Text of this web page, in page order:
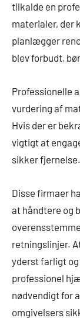
tilkalde en
materialer, der
planlægger
blev forbudt,
Professionelle
vurdering af
Hvis der er
vigtigt at
sikker fjernelse.
Disse firmaer
at håndtere og
retningslinjer.
yderst farligt
professionel
nødvendigt for
omgivelsers